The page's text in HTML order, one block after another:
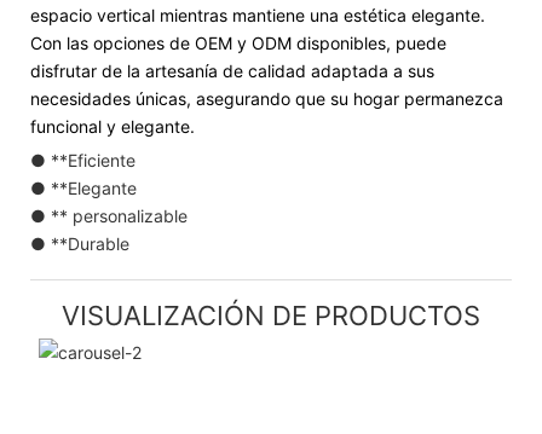
espacio vertical mientras mantiene una estética elegante.
Con las opciones de OEM y ODM disponibles, puede
disfrutar de la artesanía de calidad adaptada a sus
necesidades únicas, asegurando que su hogar permanezca
funcional y elegante.
● **Eficiente
● **Elegante
● ** personalizable
● **Durable
VISUALIZACIÓN DE PRODUCTOS